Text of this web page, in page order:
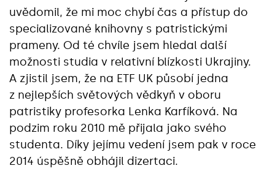
uvědomil, že mi moc chybí čas a přístup do
specializované knihovny s patristickými
prameny. Od té chvíle jsem hledal další
možnosti studia v relativní blízkosti Ukrajiny.
A zjistil jsem, že na ETF UK působí jedna
z nejlepších světových vědkyň v oboru
patristiky profesorka Lenka Karfíková. Na
podzim roku 2010 mě přijala jako svého
studenta. Díky jejímu vedení jsem pak v roce
2014 úspěšně obhájil dizertaci.